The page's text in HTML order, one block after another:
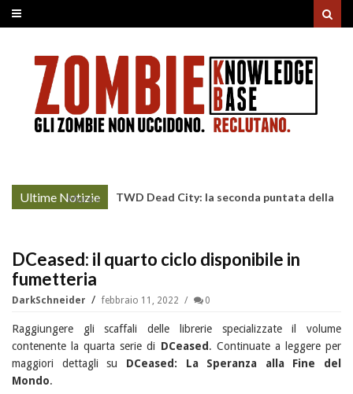
Ultime Notizie
More »
TWD Dead City: la seconda puntata della
DCeased: il quarto ciclo disponibile in
fumetteria
DarkSchneider febbraio 11, 2022 0
Raggiungere gli scaffali delle librerie specializzate il volume
contenente la quarta serie di DCeased. Continuate a leggere per
maggiori dettagli su DCeased: La Speranza alla Fine del
Mondo.